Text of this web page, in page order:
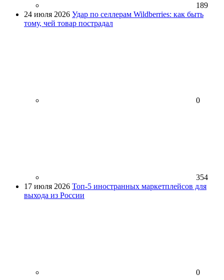
189
24 июля 2026 Удар по селлерам Wildberries: как быть
тому, чей товар пострадал
0
354
17 июля 2026 Топ-5 иностранных маркетплейсов для
выхода из России
0